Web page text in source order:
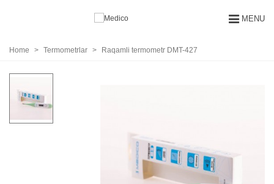
MENU
Home > Termometrlar > Raqamli termometr DMT-427